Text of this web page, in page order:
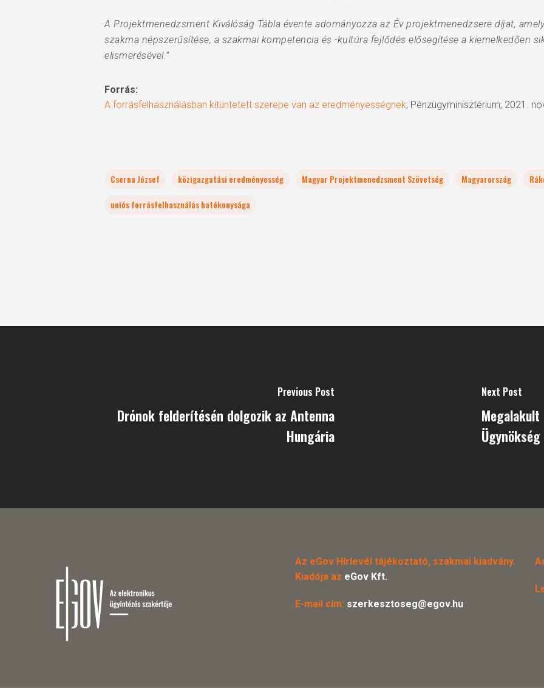
A Projektmenedzsment Kiválóság Tábla évente adományozza az Év projektmenedzsere díjat,
szakma népszerűsítése, a szakmai kompetencia és -kultúra fejlődés elősegítése a kiemelkedően
elismerésével.”
Forrás:
A forrásfelhasználásban kitüntetett szerepe van az eredményességnek; Pénzügyminisztérium; 2021.
Cserna József közigazgatási eredményesség Magyar Projektmenedzsment Szövetség Magyarország
uniós forrásfelhasználás hatékonysága
Previous Post
Drónok felderítésén dolgozik az Antenna
Hungária
Next Post
Az eGov Hírlevél tájékoztató, szakmai kiadvány.
Kiadója az eGov Kft.
E-mail cím: szerkesztoseg@egov.hu